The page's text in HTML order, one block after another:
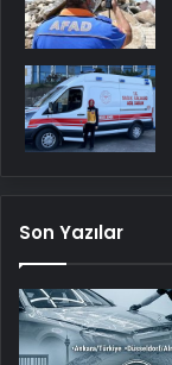
Son Yazılar